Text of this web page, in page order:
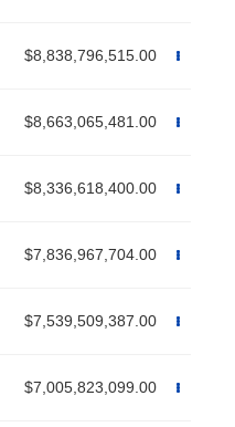
$8,838,796,515.00
$8,663,065,481.00
$8,336,618,400.00
$7,836,967,704.00
$7,539,509,387.00
$7,005,823,099.00